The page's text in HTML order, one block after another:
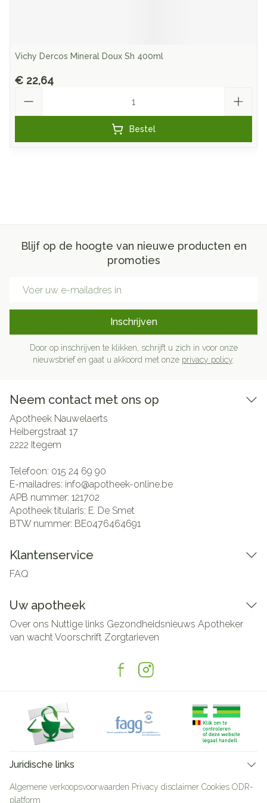
Vichy Dercos Mineral Doux Sh 400ml
€ 22,64
Bestel
Blijf op de hoogte van nieuwe producten en
promoties
Inschrijven
Door op inschrijven te klikken, schrijft u zich in voor onze
nieuwsbrief en gaat u akkoord met onze privacy policy
Neem contact met ons op
Apotheek Nauwelaerts
Heibergstraat 17
2222 Itegem
Telefoon: 015 24 69 90
E-mailadres: info@apotheek-online.be
APB nummer: 121702
Apotheek titularis: E. De Smet
BTW nummer: BE0476464691
Klantenservice
FAQ
Uw apotheek
Over ons Nuttige links Gezondheidsnieuws Apotheker
van wachtVoorschrift Zorgtarieven
Juridische links
Algemene verkoopsvoorwaarden Privacy disclaimer Cookies ODR-
platform